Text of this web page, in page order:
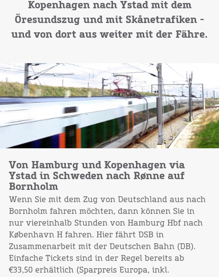
Kopenhagen nach Ystad mit dem
Öresundszug und mit Skånetrafiken -
und von dort aus weiter mit der Fähre.
Von Hamburg und Kopenhagen via
Ystad in Schweden nach Rønne auf
Bornholm
Wenn Sie mit dem Zug von Deutschland aus nach
Bornholm fahren möchten, dann können Sie in
nur viereinhalb Stunden von Hamburg Hbf nach
København H fahren. Hier fährt DSB in
Zusammenarbeit mit der Deutschen Bahn (DB).
Einfache Tickets sind in der Regel bereits ab
€33,50 erhältlich (Sparpreis Europa, inkl.